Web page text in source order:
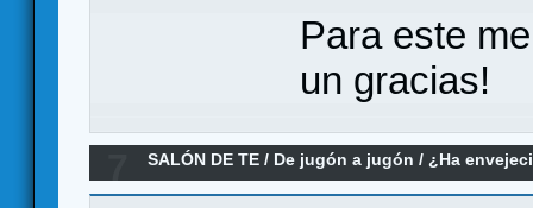
Para este
un gracias!
SALÓN DE TE / De jugón a jugón /¿Ha
modernos no le llegan a la altura?